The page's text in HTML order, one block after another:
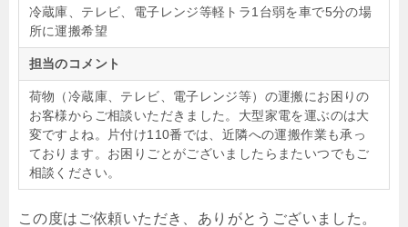
冷蔵庫、テレビ、電子レンジ等軽トラ1台弱を車で5分の場
所に運搬希望
担当のコメント
荷物（冷蔵庫、テレビ、電子レンジ等）の運搬にお困りの
お客様からご相談いただきました。大型家電を運ぶのは大
変ですよね。片付け110番では、近隣への運搬作業も承っ
ております。お困りごとがございましたらまたいつでもご
相談ください。
この度はご依頼いただき、ありがとうございました。